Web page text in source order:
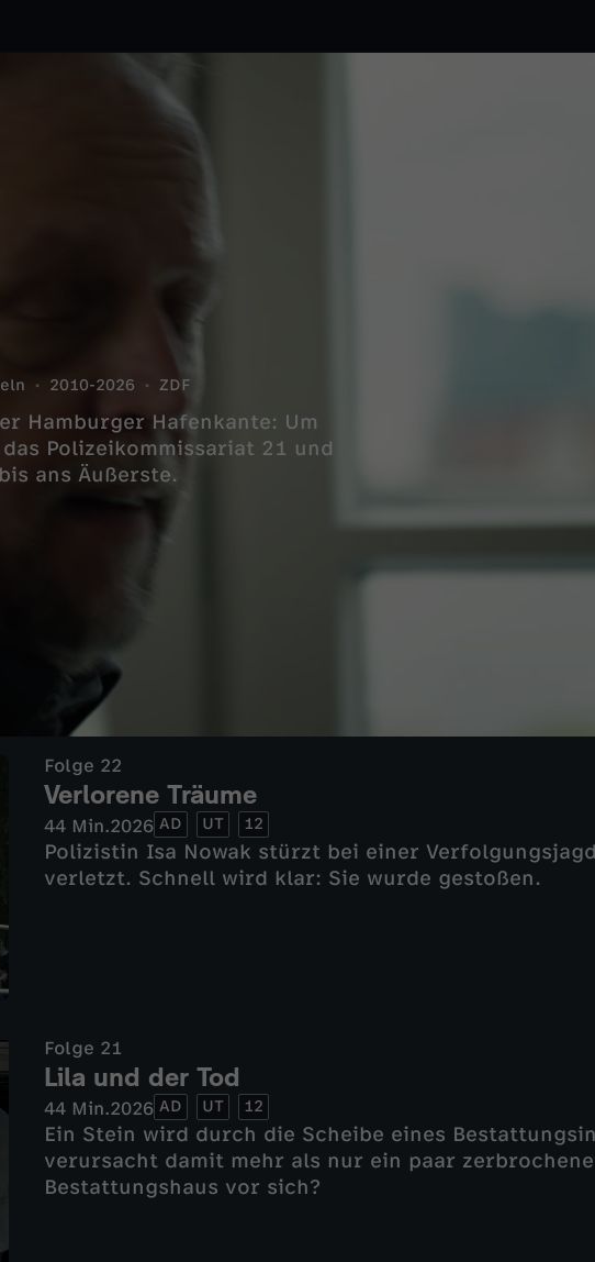
2010-2026 ZDF
Hamburger Hafenkante: Um
Polizeikommissariat 21 und
ans Äußerste.
Folge 22
Verlorene Träume
44 Min.2026 AD UT 12
Polizistin Isa Nowak stürzt bei einer
verletzt. Schnell wird klar: Sie wurde gestoßen.
Folge 21
Lila und der Tod
44 Min.2026 AD UT 12
Ein Stein wird durch die Scheibe eines
verursacht damit mehr als nur ein paar
Bestattungshaus vor sich?